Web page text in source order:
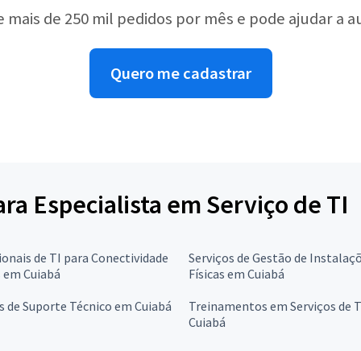
mais de 250 mil pedidos por mês e pode ajudar a
Quero me cadastrar
Especialista em Serviço de TI
de TI para Conectividade
em Cuiabá
Serviços de Gestão de
Físicas em Cuiabá
de Suporte Técnico em Cuiabá
Treinamentos em Serviços de
Cuiabá